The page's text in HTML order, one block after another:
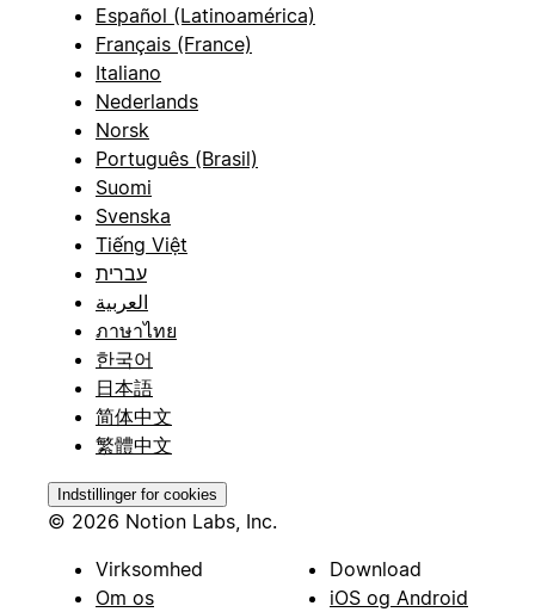
Español (Latinoamérica)
Français (France)
Italiano
Nederlands
Norsk
Português (Brasil)
Suomi
Svenska
Tiếng Việt
עברית
العربية
ภาษาไทย
한국어
日本語
简体中文
繁體中文
Indstillinger for cookies
© 2026 Notion Labs, Inc.
Virksomhed
Om os
Download
iOS og Android